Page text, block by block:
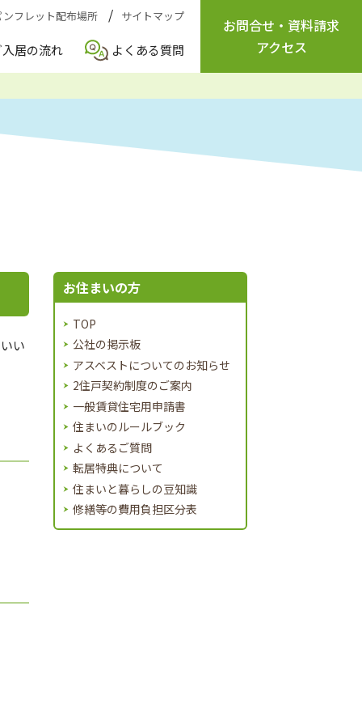
ンフレット配布場所 サイトマップ
入居の流れ よくある質問
お問合せ ・ 資料請求
アクセス
い
お住まいの方
TOP
公社の掲示板
アスベストについてのお知らせ
2住戸契約制度のご案内
一般賃貸住宅用申請書
住まいのルールブック
よくあるご質問
転居特典について
住まいと暮らしの豆知識
修繕等の費用負担区分表